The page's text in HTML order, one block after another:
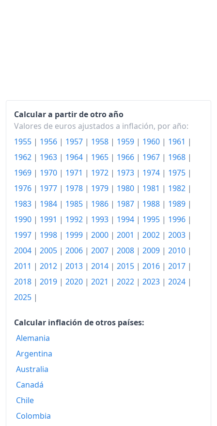
2005
217.26
2007
226.21
2008
235.41
2009
235.41
2011
246.33
2012
253.25
2013
256.99
2014
2017
2018
2020
Calcular a partir de otro año
Valores de euros ajustados a inflación, por año:
1955 | 1956 | 1957 | 1958 | 1959 | 1960 | 1961 |
1962 | 1963 | 1964 | 1965 | 1966 | 1967 | 1968 |
1969 | 1970 | 1971 | 1972 | 1973 | 1974 | 1975 |
1976 | 1977 | 1978 | 1979 | 1980 | 1981 | 1982 |
1983 | 1984 | 1985 | 1986 | 1987 | 1988 | 1989 |
1990 | 1991 | 1992 | 1993 | 1994 | 1995 | 1996 |
1997 | 1998 | 1999 | 2000 | 2001 | 2002 | 2003 |
2004 | 2005 | 2006 | 2007 | 2008 | 2009 | 2010 |
2011 | 2012 | 2013 | 2014 | 2015 | 2016 | 2017 |
2018 | 2019 | 2020 | 2021 | 2022 | 2023 | 2024 |
2025 |
Calcular inflación de otros países:
Alemania
Argentina
Australia
Canadá
Chile
Colombia